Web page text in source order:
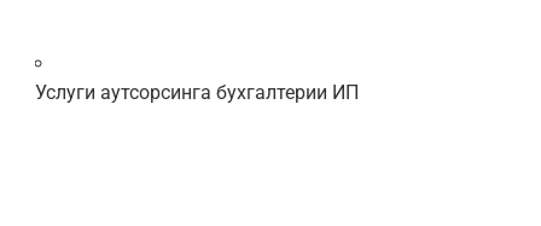
Услуги аутсорсинга бухгалтерии ИП